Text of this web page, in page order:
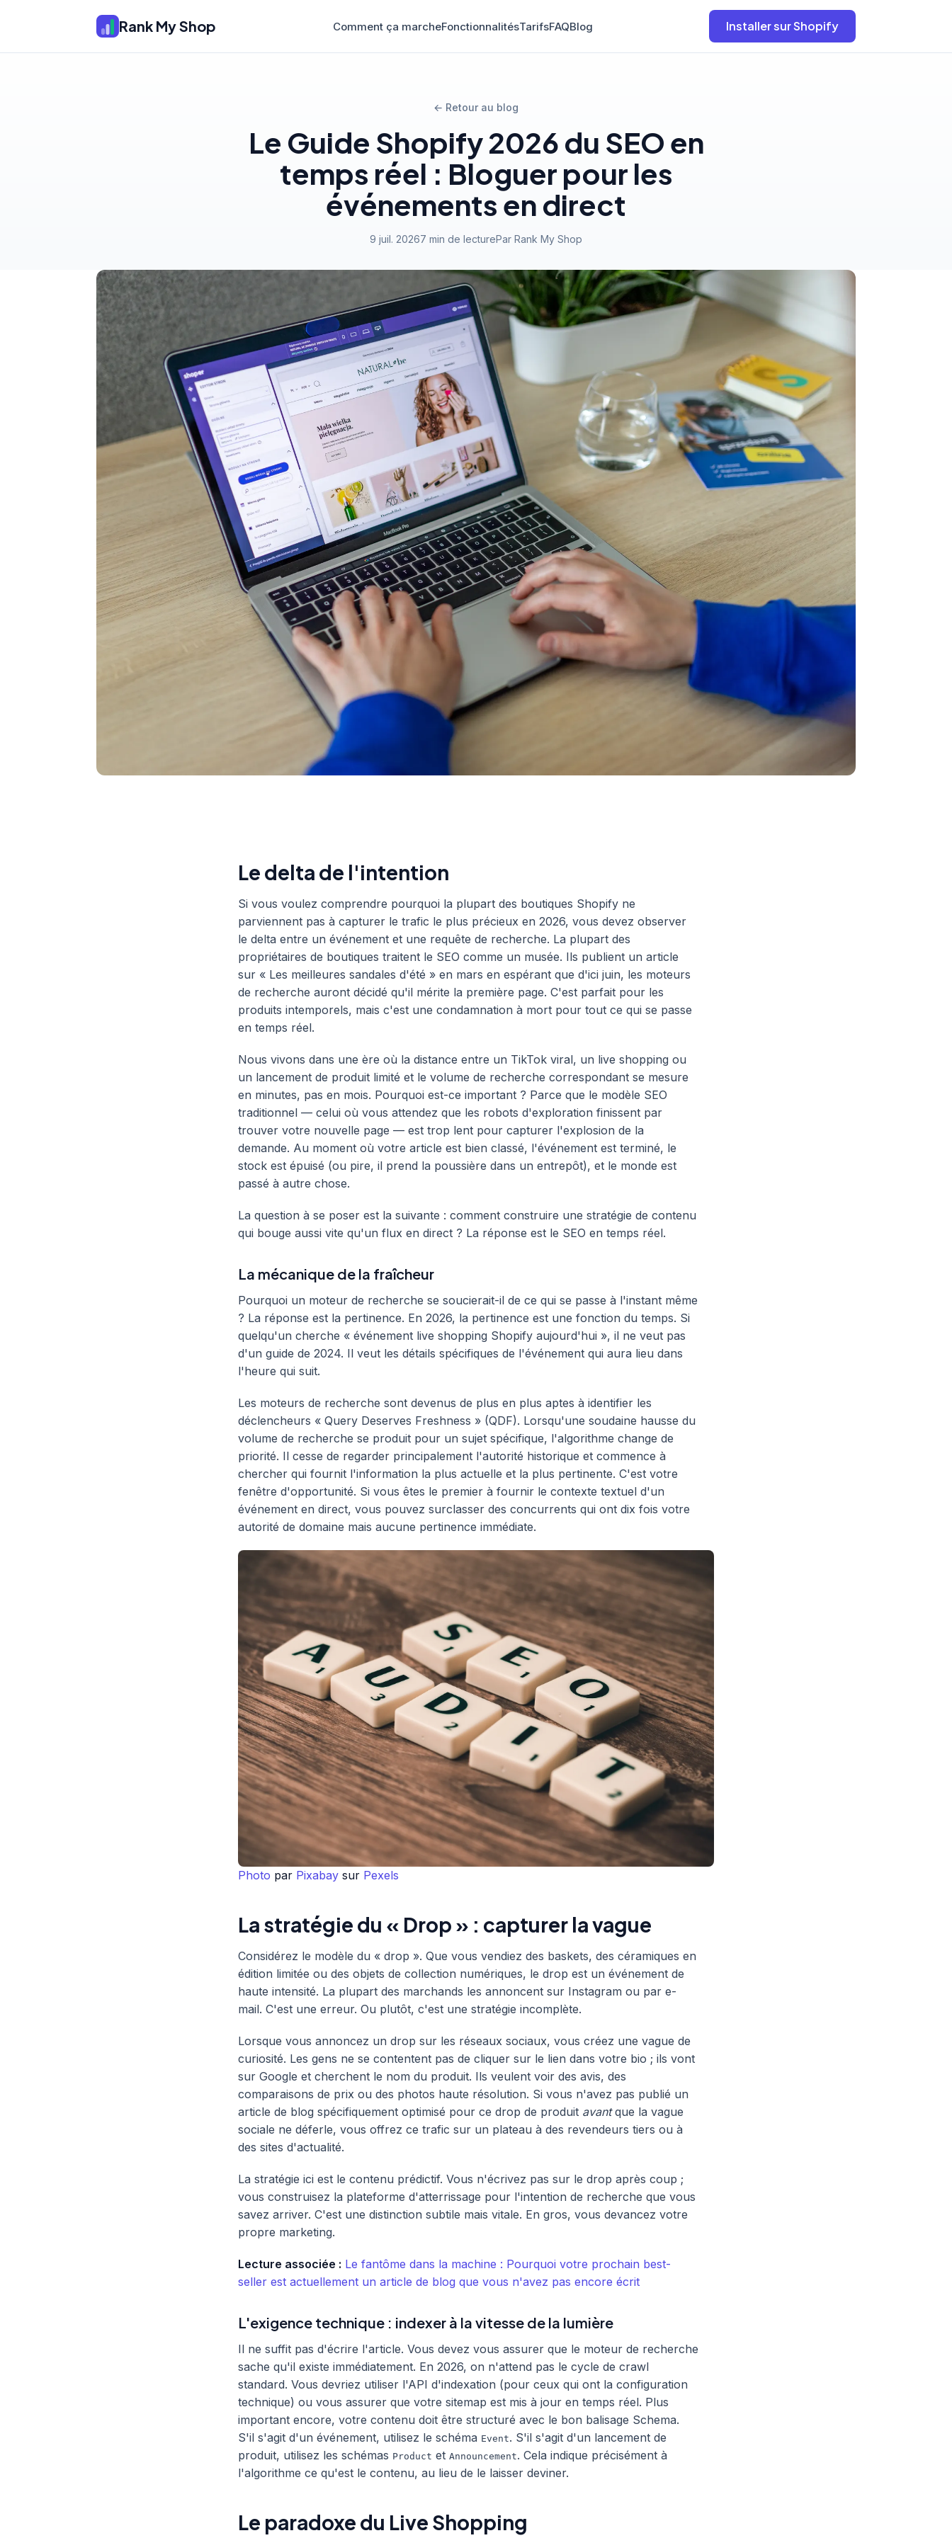
Rank My Shop Comment ça marcheFonctionnalitésTarifsFAQBlog Installer sur Shopify
← Retour au blog
Le Guide Shopify 2026 du SEO en
temps réel : Bloguer pour les
événements en direct
9 juil. 20267 min de lecturePar Rank My Shop
Le delta de l'intention
Si vous voulez comprendre pourquoi la plupart des boutiques Shopify ne
parviennent pas à capturer le trafic le plus précieux en 2026, vous devez observer
le delta entre un événement et une requête de recherche. La plupart des
propriétaires de boutiques traitent le SEO comme un musée. Ils publient un article
sur « Les meilleures sandales d'été » en mars en espérant que d'ici juin, les moteurs
de recherche auront décidé qu'il mérite la première page. C'est parfait pour les
produits intemporels, mais c'est une condamnation à mort pour tout ce qui se passe
en temps réel.
Nous vivons dans une ère où la distance entre un TikTok viral, un live shopping ou
un lancement de produit limité et le volume de recherche correspondant se mesure
en minutes, pas en mois. Pourquoi est-ce important ? Parce que le modèle SEO
traditionnel — celui où vous attendez que les robots d'exploration finissent par
trouver votre nouvelle page — est trop lent pour capturer l'explosion de la
demande. Au moment où votre article est bien classé, l'événement est terminé, le
stock est épuisé (ou pire, il prend la poussière dans un entrepôt), et le monde est
passé à autre chose.
La question à se poser est la suivante : comment construire une stratégie de contenu
qui bouge aussi vite qu'un flux en direct ? La réponse est le SEO en temps réel.
La mécanique de la fraîcheur
Pourquoi un moteur de recherche se soucierait-il de ce qui se passe à l'instant même
? La réponse est la pertinence. En 2026, la pertinence est une fonction du temps. Si
quelqu'un cherche « événement live shopping Shopify aujourd'hui », il ne veut pas
d'un guide de 2024. Il veut les détails spécifiques de l'événement qui aura lieu dans
l'heure qui suit.
Les moteurs de recherche sont devenus de plus en plus aptes à identifier les
déclencheurs « Query Deserves Freshness » (QDF). Lorsqu'une soudaine hausse du
volume de recherche se produit pour un sujet spécifique, l'algorithme change de
priorité. Il cesse de regarder principalement l'autorité historique et commence à
chercher qui fournit l'information la plus actuelle et la plus pertinente. C'est votre
fenêtre d'opportunité. Si vous êtes le premier à fournir le contexte textuel d'un
événement en direct, vous pouvez surclasser des concurrents qui ont dix fois votre
autorité de domaine mais aucune pertinence immédiate.
Photo par Pixabay sur Pexels
La stratégie du « Drop » : capturer la vague
Considérez le modèle du « drop ». Que vous vendiez des baskets, des céramiques en
édition limitée ou des objets de collection numériques, le drop est un événement de
haute intensité. La plupart des marchands les annoncent sur Instagram ou par e-
mail. C'est une erreur. Ou plutôt, c'est une stratégie incomplète.
Lorsque vous annoncez un drop sur les réseaux sociaux, vous créez une vague de
curiosité. Les gens ne se contentent pas de cliquer sur le lien dans votre bio ; ils vont
sur Google et cherchent le nom du produit. Ils veulent voir des avis, des
comparaisons de prix ou des photos haute résolution. Si vous n'avez pas publié un
article de blog spécifiquement optimisé pour ce drop de produit avantque la vague
sociale ne déferle, vous offrez ce trafic sur un plateau à des revendeurs tiers ou à
des sites d'actualité.
La stratégie ici est le contenu prédictif. Vous n'écrivez pas sur le drop après coup ;
vous construisez la plateforme d'atterrissage pour l'intention de recherche que vous
savez arriver. C'est une distinction subtile mais vitale. En gros, vous devancez votre
propre marketing.
Lecture associée : Le fantôme dans la machine : Pourquoi votre prochain best-
seller est actuellement un article de blog que vous n'avez pas encore écrit
L'exigence technique : indexer à la vitesse de la lumière
Il ne suffit pas d'écrire l'article. Vous devez vous assurer que le moteur de recherche
sache qu'il existe immédiatement. En 2026, on n'attend pas le cycle de crawl
standard. Vous devriez utiliser l'API d'indexation (pour ceux qui ont la configuration
technique) ou vous assurer que votre sitemap est mis à jour en temps réel. Plus
important encore, votre contenu doit être structuré avec le bon balisage Schema.
S'il s'agit d'un événement, utilisez le schéma Event. S'il s'agit d'un lancement de
produit, utilisez les schémas Product et Announcement. Cela indique précisément à
l'algorithme ce qu'est le contenu, au lieu de le laisser deviner.
Le paradoxe du Live Shopping